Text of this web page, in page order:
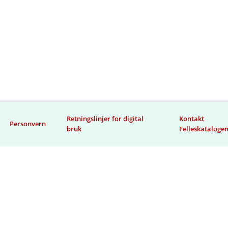
Personvern
Retningslinjer for digital
bruk
Kontakt
Felleskatalogen